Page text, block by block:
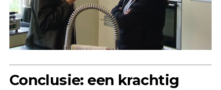
Conclusie: een krachtig